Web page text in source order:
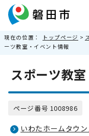
現在の位置： トップページ >
ーツ教室・イベント情報
スポーツ教
ページ番号 1008986
いわたホームタウ